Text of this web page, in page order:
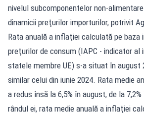
nivelul subcomponentelor non-
dinamicii preţurilor importurilor, potrivit
Rata anuală a inflaţiei calculată pe baza
preţurilor de consum (IAPC - indicator al
statele membre UE) s-a situat în august
similar celui din iunie 2024. Rata medie
a redus însă la 6,5% în august, de la
rândul ei, rata medie anuală a inflaţiei